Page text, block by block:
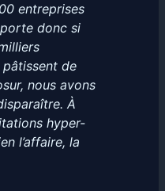
entreprises
donc si
pâtissent de
nous avons
À
hyper-
l’affaire, la